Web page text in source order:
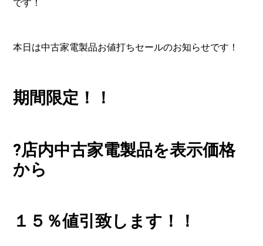
です！
本日は中古家電製品お値打ちセールのお知らせです！
期間限定！！
?店内中古家電製品を表示価格
から
１５％値引致します！！